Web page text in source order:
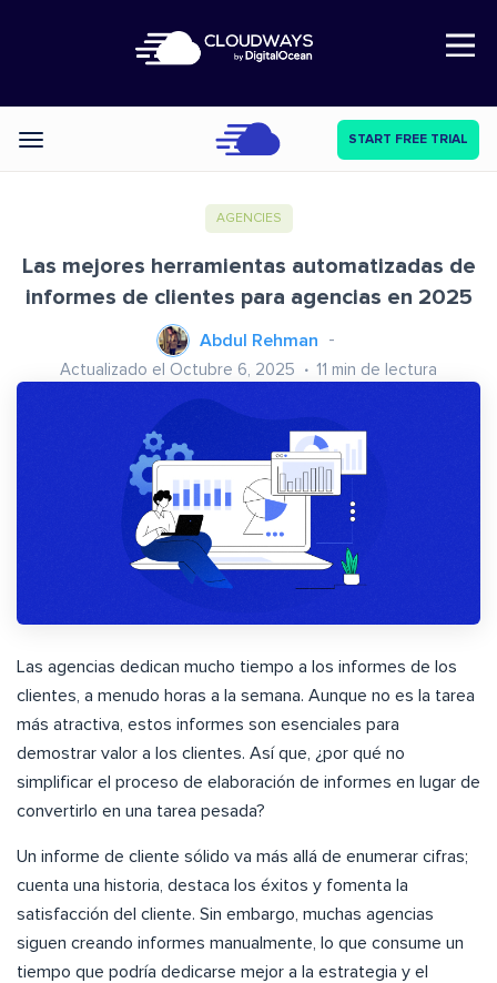
Open Nav
Categories START FREE TRIAL
AGENCIES
Las mejores herramientas automatizadas de
informes de clientes para agencias en 2025
Abdul Rehman
Actualizado el Octubre 6, 2025 11 min de lectura
Las agencias dedican mucho tiempo a los informes de los
clientes, a menudo horas a la semana. Aunque no es la tarea
más atractiva, estos informes son esenciales para
demostrar valor a los clientes. Así que, ¿por qué no
simplificar el proceso de elaboración de informes en lugar de
convertirlo en una tarea pesada?
Un informe de cliente sólido va más allá de enumerar cifras;
cuenta una historia, destaca los éxitos y fomenta la
satisfacción del cliente. Sin embargo, muchas agencias
siguen creando informes manualmente, lo que consume un
tiempo que podría dedicarse mejor a la estrategia y el